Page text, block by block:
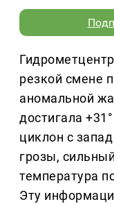
резкой смене
аномальной
достигала
циклон с
грозы,
температура
Эту